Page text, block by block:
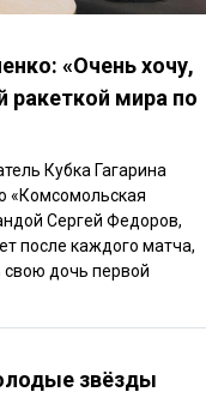
«Очень хочу,
ракеткой мира по
Кубка Гагарина
«Комсомольская
Сергей Федоров,
после каждого матча,
свою дочь первой
звёзды